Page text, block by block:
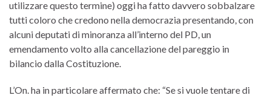
utilizzare questo termine) oggi ha fatto davvero sobbalzare
tutti coloro che credono nella democrazia presentando, con
alcuni deputati di minoranza all’interno del PD, un
emendamento volto alla cancellazione del pareggio in
bilancio dalla Costituzione.
L’On. ha in particolare affermato che: “Se si vuole tentare di